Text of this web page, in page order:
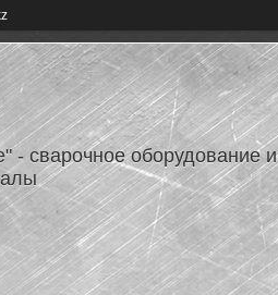
- сварочное оборудование и